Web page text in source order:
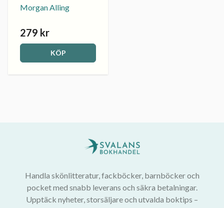
Morgan Alling
279 kr
KÖP
Handla skönlitteratur, fackböcker, barnböcker och
pocket med snabb leverans och säkra betalningar.
Upptäck nyheter, storsäljare och utvalda boktips –